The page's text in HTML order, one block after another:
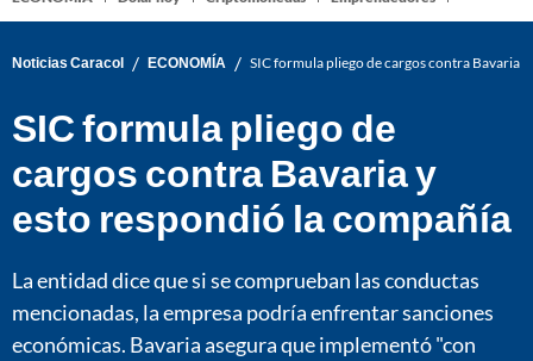
Noticias Caracol / ECONOMÍA / SIC formula pliego de cargos contra Bavaria
SIC formula pliego de
cargos contra Bavaria y
esto respondió la compañía
La entidad dice que si se comprueban las conductas
mencionadas, la empresa podría enfrentar sanciones
económicas. Bavaria asegura que implementó "con